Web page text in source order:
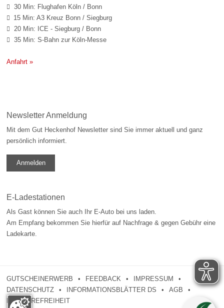
 30 Min: Flughafen Köln / Bonn
 15 Min: A3 Kreuz Bonn / Siegburg
 20 Min: ICE - Siegburg / Bonn
 35 Min: S-Bahn zur Köln-Messe
Anfahrt »
Newsletter Anmeldung
Mit dem Gut Heckenhof Newsletter sind Sie immer aktuell und ganz
persönlich informiert.
Anmelden
E-Ladestationen
Als Gast können Sie auch Ihr E-Auto bei uns laden.
Am Empfang bekommen Sie hierfür auf Nachfrage & gegen Gebühr eine
Ladekarte.
GUTSCHEINERWERB FEEDBACK
IMPRESSUM
DATENSCHUTZ
INFORMATIONSBLÄTTER DS
AGB
BARRIEREFREIHEIT